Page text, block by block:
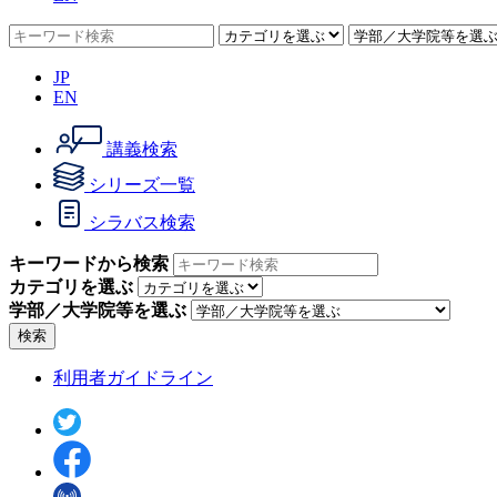
JP
EN
講義検索
シリーズ一覧
シラバス検索
キーワードから検索
カテゴリを選ぶ
学部／大学院等を選ぶ
検索
利用者ガイドライン